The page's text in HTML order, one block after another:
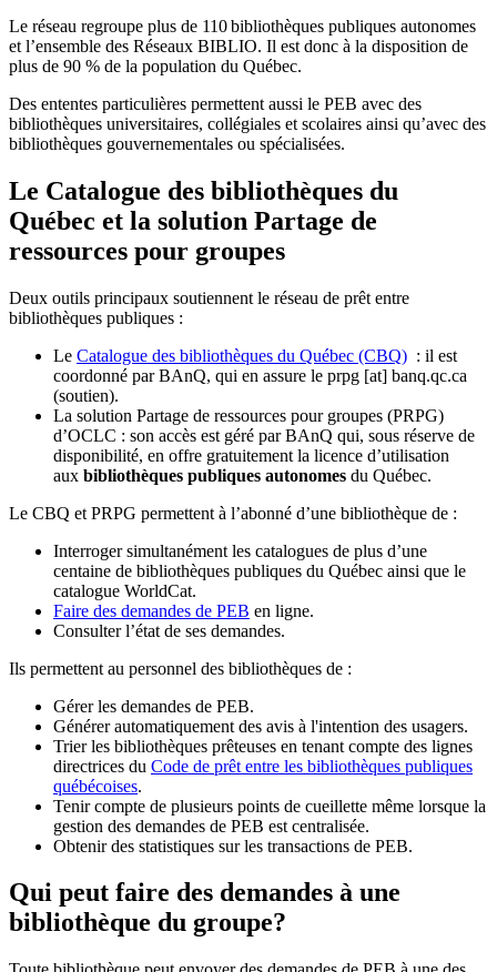
Le réseau regroupe plus de 110bibliothèques publiques autonomes
et l’ensemble des Réseaux BIBLIO. Il est donc à la disposition de
plus de 90 % de la population du Québec.
Des ententes particulières permettent aussi le PEB avec des
bibliothèques universitaires, collégiales et scolaires ainsi qu’avec des
bibliothèques gouvernementales ou spécialisées.
Le Catalogue des bibliothèques du
Québec et la solution Partage de
ressources pour groupes
Deux outils principaux soutiennent le réseau de prêt entre
bibliothèques publiques :
Le Catalogue des bibliothèques du Québec (CBQ) : il est
coordonné par BAnQ, qui en assure le prpg [at] banq.qc.ca
(soutien).
La solution Partage de ressources pour groupes (PRPG)
d’OCLC : son accès est géré par BAnQ qui, sous réserve de
disponibilité, en offre gratuitement la licence d’utilisation
aux bibliothèques publiques autonomes du Québec.
Le CBQ et PRPG permettent à l’abonné d’une bibliothèque de :
Interroger simultanément les catalogues de plus d’une
centaine de bibliothèques publiques du Québec ainsi que le
catalogue WorldCat.
Faire des demandes de PEB en ligne.
Consulter l’état de ses demandes.
Ils permettent au personnel des bibliothèques de :
Gérer les demandes de PEB.
Générer automatiquement des avis à l'intention des usagers.
Trier les bibliothèques prêteuses en tenant compte des lignes
directrices du Code de prêt entre les bibliothèques publiques
québécoises.
Tenir compte de plusieurs points de cueillette même lorsque la
gestion des demandes de PEB est centralisée.
Obtenir des statistiques sur les transactions de PEB.
Qui peut faire des demandes à une
bibliothèque du groupe?